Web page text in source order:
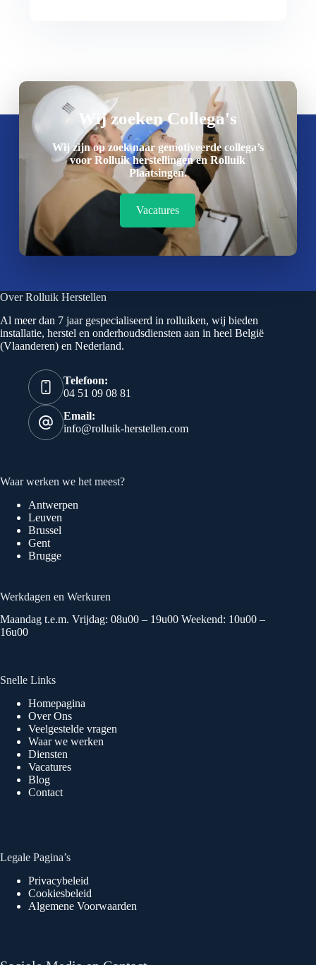
Wij zoeken Collega's
Wij zijn op zoek naar gemotiveerde collega’s
voor Rolluik herstellingen en Rolluik
Plaatsingen.
Vacatures
Over Rolluik Herstellen
Al meer dan 7 jaar gespecialiseerd in rolluiken, wij bieden
installatie, herstel en onderhoudsdiensten aan in heel België
(Vlaanderen) en Nederland.
Telefoon:
04 51 09 08 81
Email:
info@rolluik-herstellen.com
Waar werken we het meest?
Antwerpen
Leuven
Brussel
Gent
Brugge
Werkdagen en Werkuren
Maandag t.e.m. Vrijdag: 08u00 – 19u00 Weekend: 10u00 –
16u00
Snelle Links
Homepagina
Over Ons
Veelgestelde vragen
Waar we werken
Diensten
Vacatures
Blog
Contact
Legale Pagina’s
Privacybeleid
Cookiesbeleid
Algemene Voorwaarden